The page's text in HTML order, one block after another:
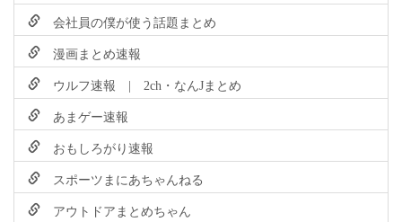
会社員の僕が使う話題まとめ
漫画まとめ速報
ウルフ速報 | 2ch・なんJまとめ
あまゲー速報
おもしろがり速報
スポーツまにあちゃんねる
アウトドアまとめちゃん